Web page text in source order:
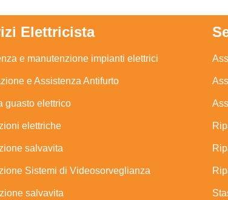
Elettricista
e manutenzione impianti elettrici
e Assistenza Antifurto
guasto elettrico
elettriche
salvavita
Sistemi di Videosorveglianza
salvavita